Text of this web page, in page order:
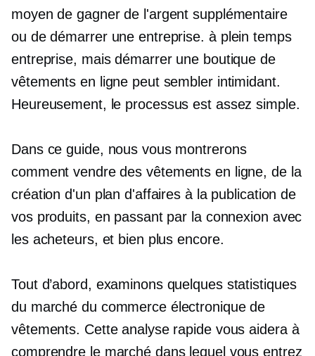
moyen de gagner de l'argent supplémentaire
ou de démarrer une entreprise. à plein temps
entreprise, mais démarrer une boutique de
vêtements en ligne peut sembler intimidant.
Heureusement, le processus est assez simple.
Dans ce guide, nous vous montrerons
comment vendre des vêtements en ligne, de la
création d'un plan d'affaires à la publication de
vos produits, en passant par la connexion avec
les acheteurs, et bien plus encore.
Tout d’abord, examinons quelques statistiques
du marché du commerce électronique de
vêtements. Cette analyse rapide vous aidera à
comprendre le marché dans lequel vous entrez